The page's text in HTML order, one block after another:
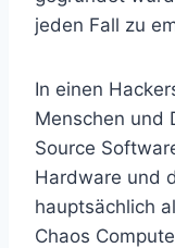
jeden Fall zu
In einen
Menschen und
Source
Hardware und
hauptsächlich
Chaos